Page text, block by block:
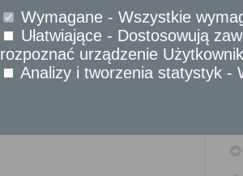
Urząd Stanu Cywilnego
Usługi
dla przedsiębiorców
Wymagane - Wszystkie
Ułatwiające - Dostosowują
rozpoznać urządzenie
Analizy i tworzenia statystyk -